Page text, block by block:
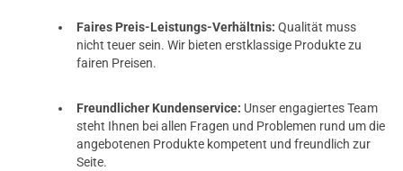
Faires Preis-Leistungs-Verhältnis: Qualität muss
nicht teuer sein. Wir bieten erstklassige Produkte zu
fairen Preisen.
Freundlicher Kundenservice: Unser engagiertes Team
steht Ihnen bei allen Fragen und Problemen rund um die
angebotenen Produkte kompetent und freundlich zur
Seite.